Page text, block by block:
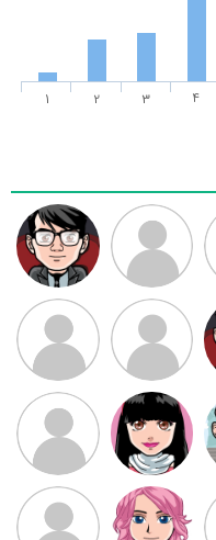
1 2 3 4
ابتین
سید محمد
موسوی
طرفدار میلی
بابی براون
کیوان کیانی
ملیکا منتظری عارفه داستانپور